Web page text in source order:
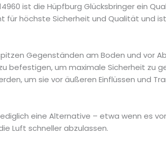
ist die Hüpfburg Glücksbringer ein
für höchste Sicherheit und Qualität und
Gegenständen am Boden und vor
befestigen, um maximale Sicherheit zu
um sie vor äußeren Einflüssen und
eine Alternative – etwa wenn es
Luft schneller abzulassen.